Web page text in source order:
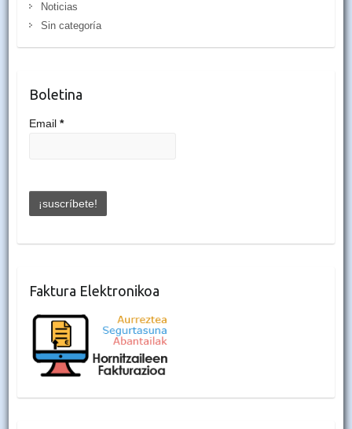
Noticias
Sin categoría
Boletina
Email *
Faktura Elektronikoa